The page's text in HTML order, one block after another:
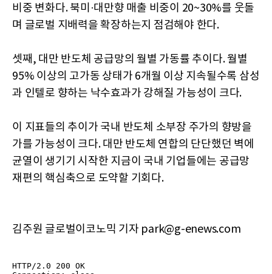
비중 변화다. 북미·대만향 매출 비중이 20~30%를 웃돌
며 글로벌 지배력을 확장하는지 점검해야 한다.
셋째, 대만 반도체 공급망의 월별 가동률 추이다. 월별
95% 이상의 고가동 상태가 6개월 이상 지속될수록 삼성
과 인텔로 향하는 낙수효과가 강해질 가능성이 크다.
이 지표들의 추이가 국내 반도체 소부장 주가의 향방을
가를 가능성이 크다. 대만 반도체 연합의 단단했던 벽에
균열이 생기기 시작한 지금이 국내 기업들에는 공급망
재편의 핵심축으로 도약할 기회다.
김주원 글로벌이코노믹 기자 park@g-enews.com